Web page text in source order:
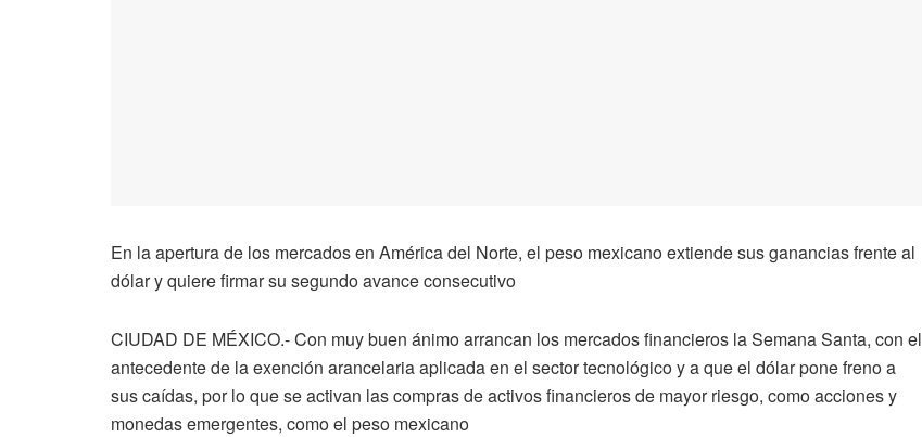
En la apertura de los mercados en América del Norte, el peso mexicano extiende sus ganancias frente al
dólar y quiere firmar su segundo avance consecutivo
CIUDAD DE MÉXICO.- Con muy buen ánimo arrancan los mercados financieros la Semana Santa, con el
antecedente de la exención arancelaria aplicada en el sector tecnológico y a que el dólar pone freno a
sus caídas, por lo que se activan las compras de activos financieros de mayor riesgo, como acciones y
monedas emergentes, como el peso mexicano